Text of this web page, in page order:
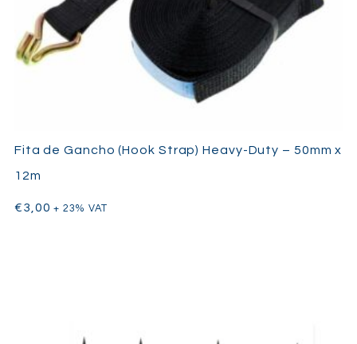
Fita de Gancho (Hook Strap) Heavy-Duty – 50mm x
12m
€3,00 + 23% VAT